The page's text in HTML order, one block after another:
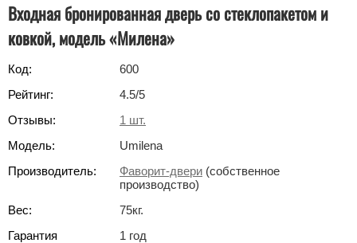
Входная бронированная дверь со стеклопакетом и
ковкой, модель «Милена»
Код:
600
Рейтинг:
4.5/5
Отзывы:
1 шт.
Модель:
Umilena
Производитель:
Фаворит-двери (собственное
производство)
Вес:
75кг.
Гарантия
1 год